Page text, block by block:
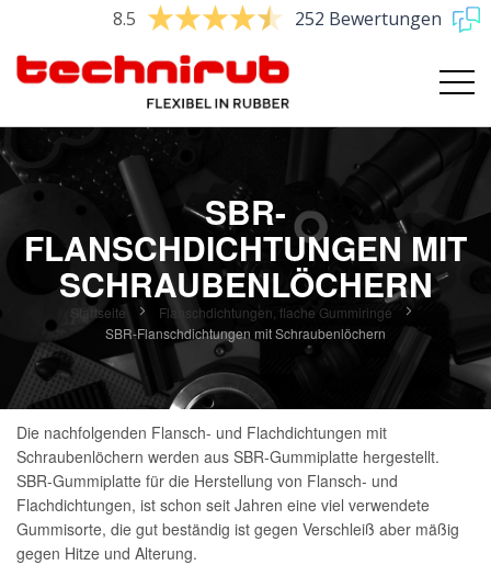
8.5 252 Bewertungen
SBR-
FLANSCHDICHTUNGEN MIT
SCHRAUBENLÖCHERN
Startseite
Flanschdichtungen, flache Gummiringe
SBR-Flanschdichtungen mit Schraubenlöchern
Die nachfolgenden Flansch- und Flachdichtungen mit
Schraubenlöchern werden aus SBR-Gummiplatte hergestellt.
SBR-Gummiplatte für die Herstellung von Flansch- und
Flachdichtungen, ist schon seit Jahren eine viel verwendete
Gummisorte, die gut beständig ist gegen Verschleiß aber mäßig
gegen Hitze und Alterung.